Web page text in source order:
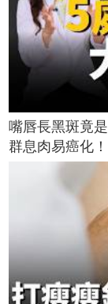
嘴唇長黑斑竟
群息肉易癌化